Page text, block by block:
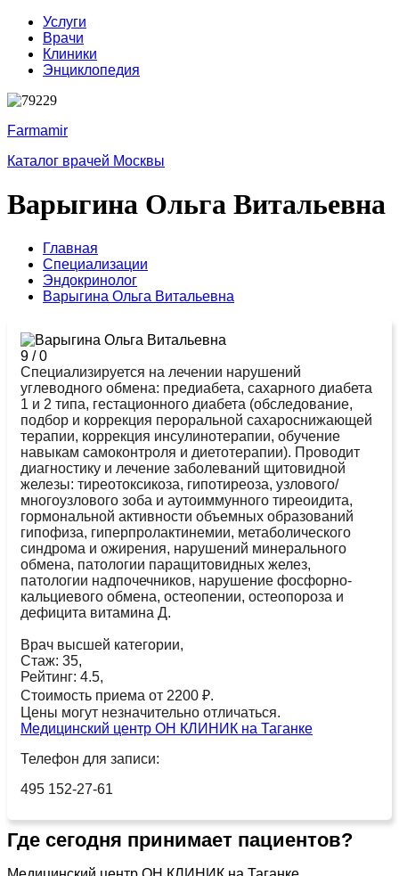
Услуги
Врачи
Клиники
Энциклопедия
Farmamir
Каталог врачей Москвы
Варыгина Ольга Витальевна
Главная
Специализации
Эндокринолог
Варыгина Ольга Витальевна
9 /0
Специализируется на лечении нарушений
углеводного обмена: предиабета, сахарного диабета
1 и 2 типа, гестационного диабета (обследование,
подбор и коррекция пероральной сахароснижающей
терапии, коррекция инсулинотерапии, обучение
навыкам самоконтроля и диетотерапии). Проводит
диагностику и лечение заболеваний щитовидной
железы: тиреотоксикоза, гипотиреоза, узлового/
многоузлового зоба и аутоиммунного тиреоидита,
гормональной активности объемных образований
гипофиза, гиперпролактинемии, метаболического
синдрома и ожирения, нарушений минерального
обмена, патологии паращитовидных желез,
патологии надпочечников, нарушение фосфорно-
кальциевого обмена, остеопении, остеопороза и
дефицита витамина Д.
Врач высшей категории,
Стаж: 35,
Рейтинг: 4.5,
Стоимость приема от 2200 ₽.
Цены могут незначительно отличаться.
Медицинский центр ОН КЛИНИК на Таганке
Телефон для записи:
495 152-27-61
Где сегодня принимает пациентов?